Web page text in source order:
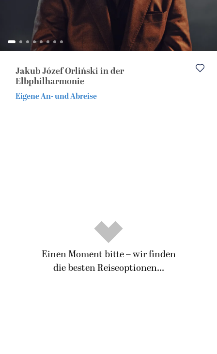
Eventreisen
Alleinreisende
Nord- & Ostsee
Kurzurlaub
Europa
Jakub Józef Orliński in der
Elbphilharmonie
Eigene An- und Abreise
Einen Moment bitte – wir finden
die besten Reiseoptionen...